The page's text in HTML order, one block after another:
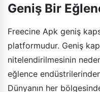
Geniş Bir
Freecine Apk geniş
platformudur. Geniş
nitelendirilmesinin
eğlence endüstrilerinden
Dünyanın her